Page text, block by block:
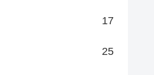
17
25